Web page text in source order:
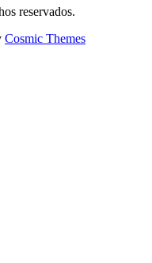
reservados.
Cosmic Themes